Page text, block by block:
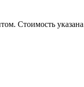
Стоимость указана